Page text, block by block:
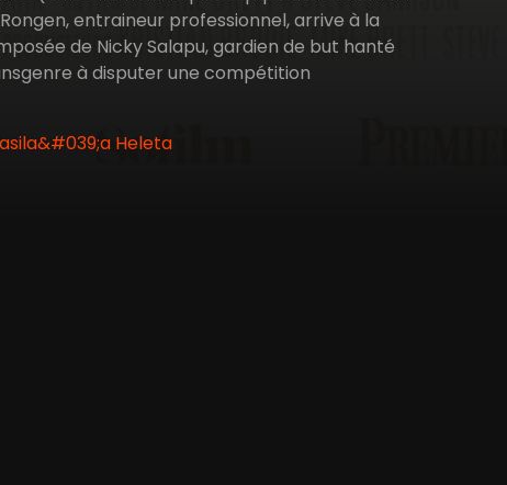
entraineur professionnel, arrive à la
de Nicky Salapu, gardien de but hanté
à disputer une compétition
Heleta